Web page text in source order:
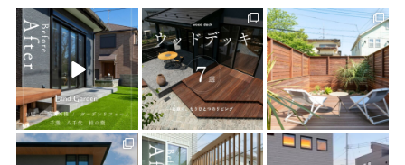
land_garden
3
land_garden
19 0
land_garden
19 0
land_garden land_garden land_garden